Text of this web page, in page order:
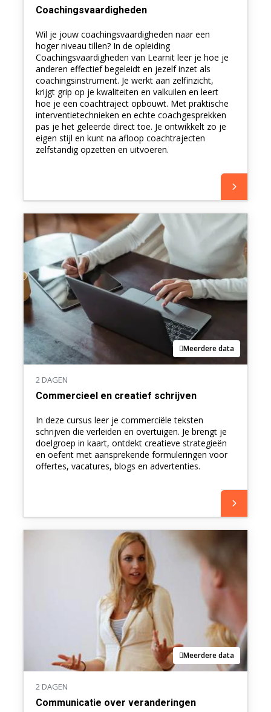
Coachingsvaardigheden
Wil je jouw coachingsvaardigheden naar een
hoger niveau tillen? In de opleiding
Coachingsvaardigheden van Learnit leer je hoe je
anderen effectief begeleidt en jezelf inzet als
coachingsinstrument. Je werkt aan zelfinzicht,
krijgt grip op je kwaliteiten en valkuilen en leert
hoe je een coachtraject opbouwt. Met praktische
interventietechnieken en echte coachgesprekken
pas je het geleerde direct toe. Je ontwikkelt zo je
eigen stijl en kunt na afloop coachtrajecten
zelfstandig opzetten en uitvoeren.
Meerdere data
2 DAGEN
Commercieel en creatief schrijven
In deze cursus leer je commerciële teksten
schrijven die verleiden en overtuigen. Je brengt je
doelgroep in kaart, ontdekt creatieve strategieën
en oefent met aansprekende formuleringen voor
offertes, vacatures, blogs en advertenties.
Meerdere data
2 DAGEN
Communicatie over veranderingen